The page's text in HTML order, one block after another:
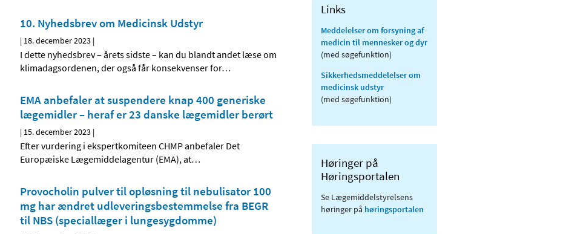
10. Nyhedsbrev om Medicinsk Udstyr
| 18. december 2023 |
I dette nyhedsbrev – årets sidste – kan du blandt andet læse om
klimadagsordenen, der også får konsekvenser for…
EMA anbefaler at suspendere knap 400 generiske
lægemidler – heraf er 23 danske lægemidler berørt
| 15. december 2023 |
Efter vurdering i ekspertkomiteen CHMP anbefaler Det
Europæiske Lægemiddelagentur (EMA), at…
Provocholin pulver til opløsning til nebulisator 100
mg har ændret udleveringsbestemmelse fra BEGR
til NBS (speciallæger i lungesygdomme)
Links
Meddelelser om forsyning af
medicin til mennesker og dyr
(med søgefunktion)
Sikkerhedsmeddelelser om
medicinsk udstyr
(med søgefunktion)
Høringer på
Høringsportalen
Se Lægemiddelstyrelsens
høringer på høringsportalen